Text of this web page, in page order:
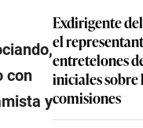
con
y
Exdirigente
el
entretelones
iniciales
comisiones